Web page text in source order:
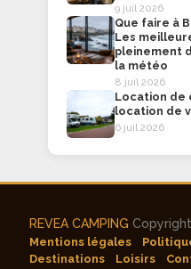
9 juil 2026
Que faire à
Les
pleinement
la météo
8 juil 2026
Location de
location de
6 juil 2026
REVEA CAMPING
Mentions légales
Destinations
Loisirs